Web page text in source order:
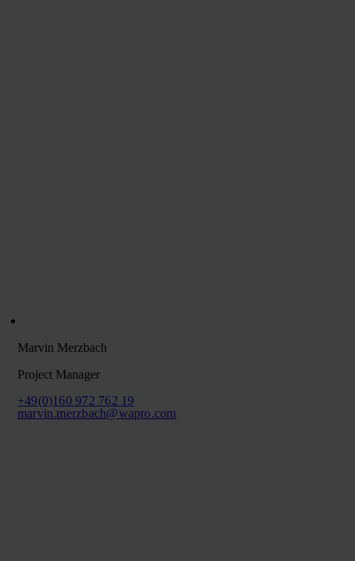
Marvin Merzbach
Project Manager
+49(0)160 972 762 19
marvin.merzbach@wapro.com